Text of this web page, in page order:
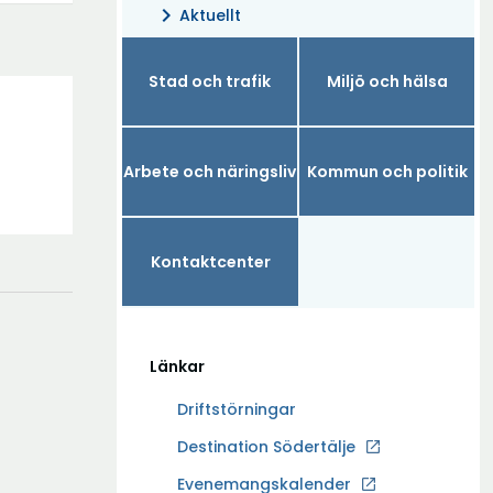
chevron_right Aktuellt
Stad och trafik Miljö och hälsa
Arbete och näringsliv Kommun och politik
Kontaktcenter
Länkar
Driftstörningar
Destination Södertälje
Ö
p
Evenemangskalender